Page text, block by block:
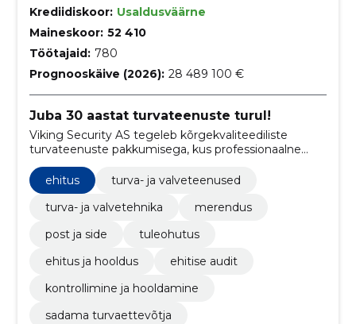
Krediidiskoor: Usaldusväärne
Maineskoor: 52 410
Töötajaid: 780
Prognooskäive (2026): 28 489 100 €
Juba 30 aastat turvateenuste turul!
Viking Security AS tegeleb kõrgekvaliteediliste
turvateenuste pakkumisega, kus professionaalne
meeskond tagab klientidele tipptasemel turvalisuse,
toetudes pidevale töötajate arengule ja koolitamisele.
ehitus
turva- ja valveteenused
turva- ja valvetehnika
merendus
post ja side
tuleohutus
ehitus ja hooldus
ehitise audit
kontrollimine ja hooldamine
sadama turvaettevõtja